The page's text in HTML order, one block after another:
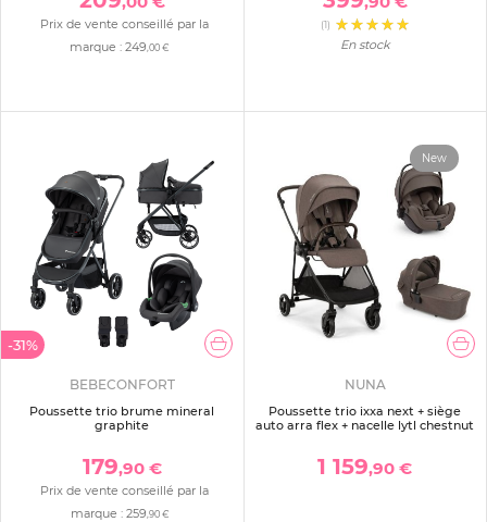
Prix de vente conseillé par la
marque :249,00 €
(1)
En stock
-31%
BEBECONFORT
Poussette trio brume mineral
graphite
179,90 €
Prix de vente conseillé par la
marque : 259 ,90 €
New
NUNA
Poussette trio ixxa next + siège
auto arra flex + nacelle lytl chestnut
1 159,90 €